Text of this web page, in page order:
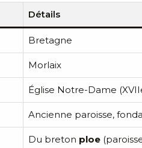
Détails
Bretagne
Morlaix
Église Notre-Dame
Ancienne paroisse,
Du breton ploe